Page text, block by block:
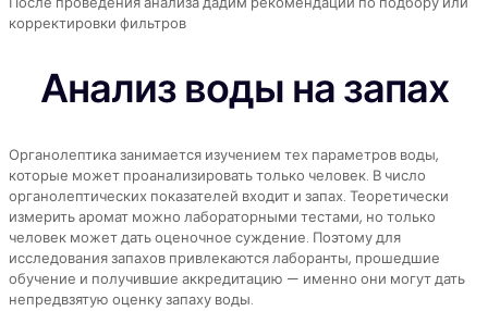
корректировки фильтров
Анализ воды на запах
Органолептика занимается изучением тех параметров воды,
которые может проанализировать только человек. В число
органолептических показателей входит и запах. Теоретически
измерить аромат можно лабораторными тестами, но только
человек может дать оценочное суждение. Поэтому для
исследования запахов привлекаются лаборанты, прошедшие
обучение и получившие аккредитацию — именно они могут дать
непредвзятую оценку запаху воды.